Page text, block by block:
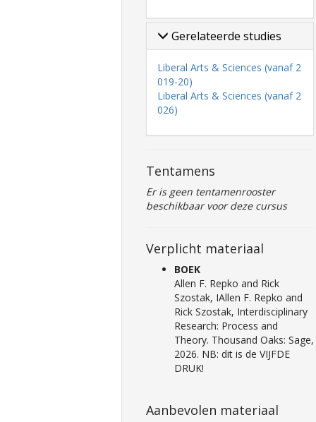
Gerelateerde studies
Liberal Arts & Sciences (vanaf 2
019-20)
Liberal Arts & Sciences (vanaf 2
026)
Tentamens
Er is geen tentamenrooster
beschikbaar voor deze cursus
Verplicht materiaal
BOEK
Allen F. Repko and Rick
Szostak, IAllen F. Repko and
Rick Szostak, Interdisciplinary
Research: Process and
Theory. Thousand Oaks: Sage,
2026. NB: dit is de VIJFDE
DRUK!
Aanbevolen materiaal